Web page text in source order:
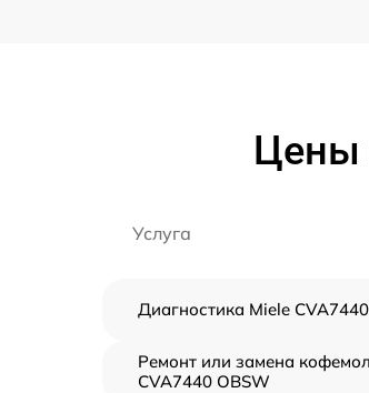
Цены
Услуга
Диагностика Miele
Ремонт или замена
CVA7440 OBSW